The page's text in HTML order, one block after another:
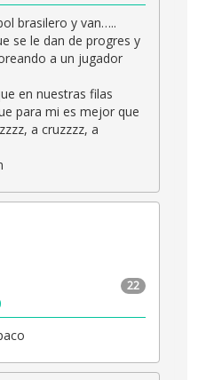
brasilero y van…..
se le dan de progres y
a un jugador
en nuestras filas
para mi es mejor que
a cruzzzz, a
22